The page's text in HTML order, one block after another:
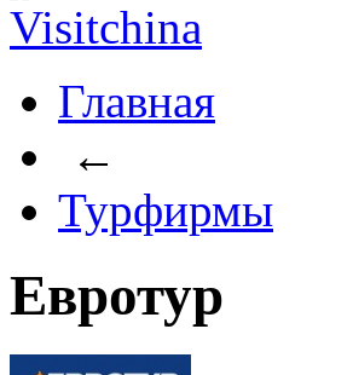
Главная
←
Турфирмы
Евротур